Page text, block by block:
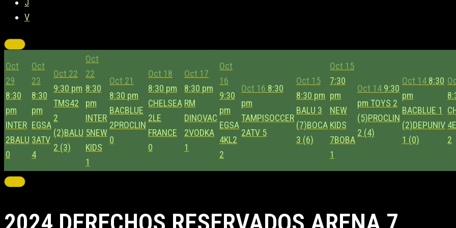
V
Oct
29
8:30
pm
INTER
2BALU
0
Oct
23
8:30
pm
EGSA
3ATV
4
Oct 22
9:30 pm
TMS42
2
(2)BALU
2 (3)
Oct
22
8:30
pm
INTER
5NEW
KIDS
1
Oct 21
8:30 pm
BACBLUE
2PROCLIN
0
Oct 18
8:30 pm
CHELSEA
2LE
FRANCE
0
Oct 17
8:30 pm
RM
DINOVAC
2VODKA
1
Oct
16
9:30
pm
EGSA
4KL2
2
Oct 16 8:30
pm
TAMPISOCCER
2ATV 5
Oct 15
8:30 pm
BALU 3
(7)BOCA
3 (6)
Oct 15
7:30
pm
NEW
KIDS
7BOBA
1
Oct 14 9:30
pm TOYS 2
(5)PROCLIN
2 (4)
Oct 14 8:30
pm
BACBLUE 1
(2)DEPUNIV
1 (0)
4
2